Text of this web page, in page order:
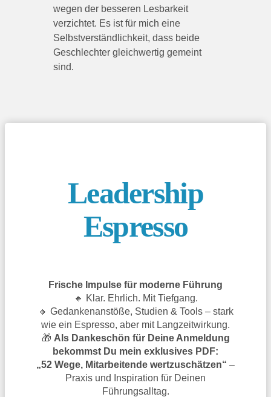
wegen der besseren Lesbarkeit
verzichtet. Es ist für mich eine
Selbstverständlichkeit, dass beide
Geschlechter gleichwertig gemeint
sind.
Leadership
Espresso
Frische Impulse für moderne Führung
🔸 Klar. Ehrlich. Mit Tiefgang.
🔸 Gedankenanstöße, Studien & Tools – stark
wie ein Espresso, aber mit Langzeitwirkung.
🎁 Als Dankeschön für Deine Anmeldung
bekommst Du mein exklusives PDF:
„52 Wege, Mitarbeitende wertzuschätzen“ –
Praxis und Inspiration für Deinen
Führungsalltag.